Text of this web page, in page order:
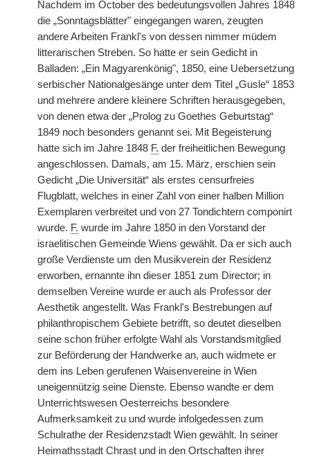
Nachdem im October des bedeutungsvollen Jahres 1848
die „Sonntagsblätter" eingegangen waren, zeugten
andere Arbeiten Frankl's von dessen nimmer müdem
litterarischen Streben. So hatte er sein Gedicht in
Balladen: „Ein Magyarenkönig", 1850, eine Uebersetzung
serbischer Nationalgesänge unter dem Titel „Gusle“ 1853
und mehrere andere kleinere Schriften herausgegeben,
von denen etwa der „Prolog zu Goethes Geburtstag“
1849 noch besonders genannt sei. Mit Begeisterung
hatte sich im Jahre 1848 F. der freiheitlichen Bewegung
angeschlossen. Damals, am 15. März, erschien sein
Gedicht „Die Universität“ als erstes censurfreies
Flugblatt, welches in einer Zahl von einer halben Million
Exemplaren verbreitet und von 27 Tondichtern componirt
wurde. F. wurde im Jahre 1850 in den Vorstand der
israelitischen Gemeinde Wiens gewählt. Da er sich auch
große Verdienste um den Musikverein der Residenz
erworben, ernannte ihn dieser 1851 zum Director; in
demselben Vereine wurde er auch als Professor der
Aesthetik angestellt. Was Frankl's Bestrebungen auf
philanthropischem Gebiete betrifft, so deutet dieselben
seine schon früher erfolgte Wahl als Vorstandsmitglied
zur Beförderung der Handwerke an, auch widmete er
dem ins Leben gerufenen Waisenvereine in Wien
uneigennützig seine Dienste. Ebenso wandte er dem
Unterrichtswesen Oesterreichs besondere
Aufmerksamkeit zu und wurde infolgedessen zum
Schulrathe der Residenzstadt Wien gewählt. In seiner
Heimathsstadt Chrast und in den Ortschaften ihrer